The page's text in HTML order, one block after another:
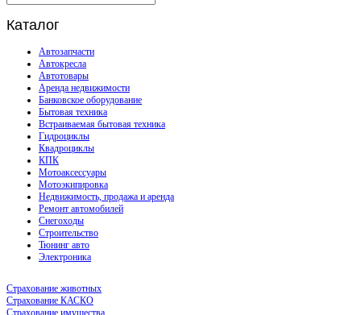
Каталог
Автозапчасти
Автокресла
Автотовары
Аренда недвижимости
Банковское оборудование
Бытовая техника
Встраиваемая бытовая техника
Гидроциклы
Квадроциклы
КПК
Мотоаксессуары
Мотоэкипировка
Недвижимость, продажа и аренда
Ремонт автомобилей
Снегоходы
Строительство
Тюнинг авто
Электроника
Страхование животных
Страхование КАСКО
Страхование имущества